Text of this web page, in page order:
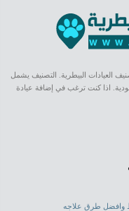
العيادات البيطرية. التصنيف يشمل
اذا كنت ترغب في إضافة عيادة
وافضل طرق علاجه